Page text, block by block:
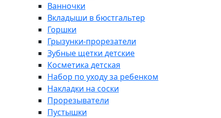
Ванночки
Вкладыши в бюстгальтер
Горшки
Грызунки-прорезатели
Зубные щетки детские
Косметика детская
Набор по уходу за ребенком
Накладки на соски
Прорезыватели
Пустышки